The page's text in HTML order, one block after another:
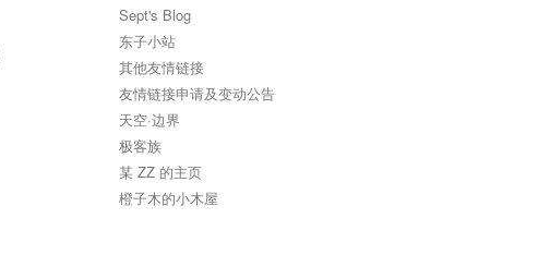
Sept's Blog
东子小站
其他友情链接
友情链接申请及变动公告
天空·边界
极客族
某 ZZ 的主页
橙子木的小木屋